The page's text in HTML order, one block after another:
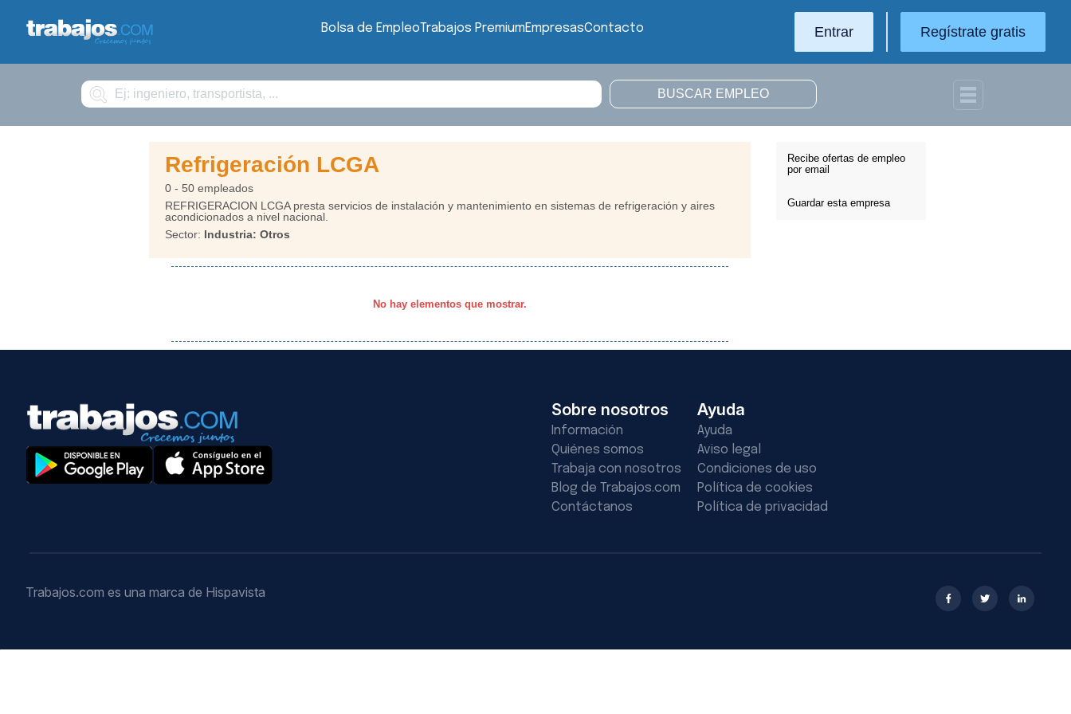
Bolsa de EmpleoTrabajos PremiumEmpresasContacto Entrar Regístrate gratis
Buscar
Recibe ofertas de empleo
por email
Guardar esta empresa
Refrigeración LCGA
0 - 50 empleados
REFRIGERACION LCGA presta servicios de instalación y mantenimiento en sistemas de refrigeración y aires
acondicionados a nivel nacional.
Sector: Industria: Otros
No hay elementos que mostrar.
Sobre nosotros
Información
Quiénes somos
Trabaja con nosotros
Blog de Trabajos.com
Contáctanos
Ayuda
Ayuda
Aviso legal
Condiciones de uso
Política de cookies
Política de privacidad
Trabajos.com es una marca de Hispavista